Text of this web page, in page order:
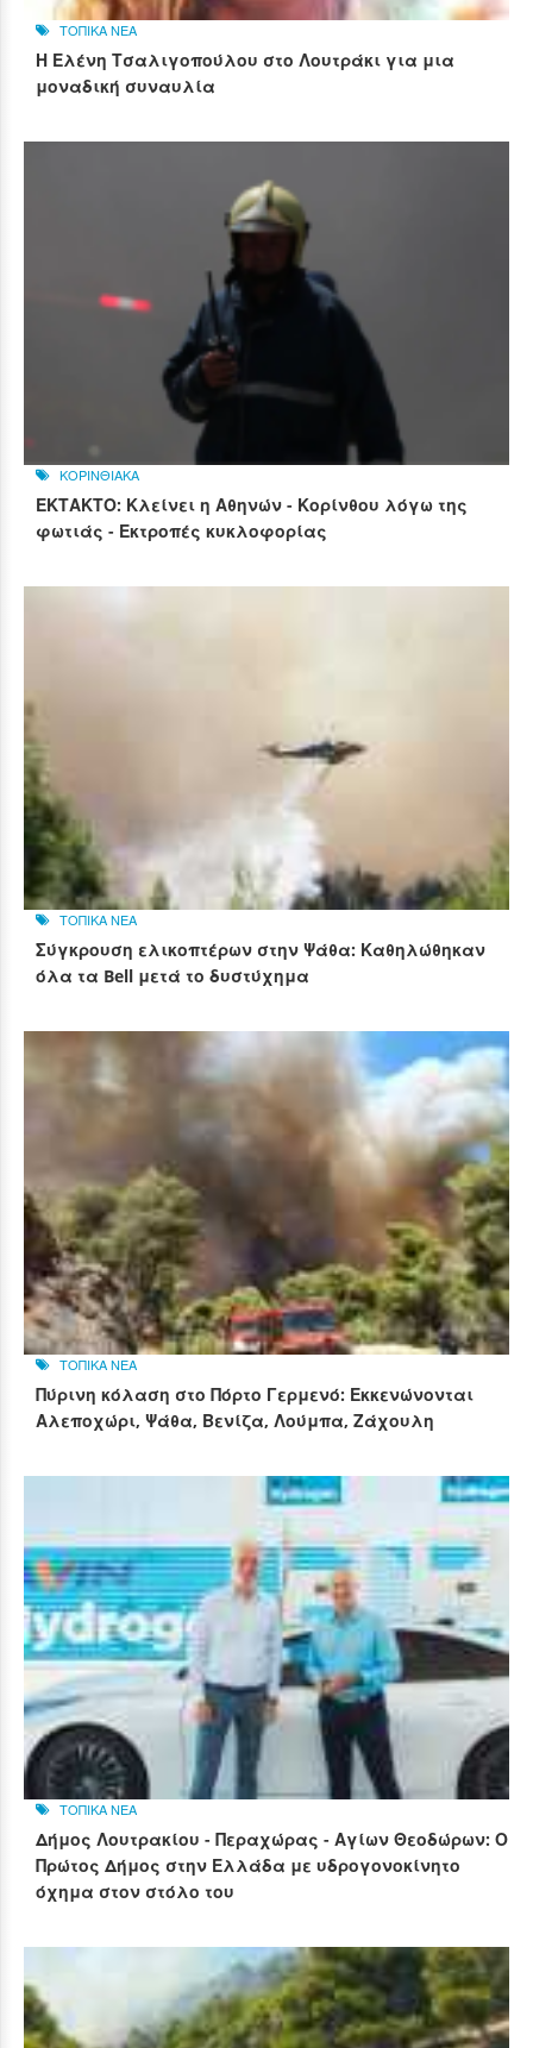
ΤΟΠΙΚΑ ΝΕΑ
Η Ελένη Τσαλιγοπούλου στο Λουτράκι για μια
μοναδική συναυλία
ΚΟΡΙΝΘΙΑΚΑ
ΕΚΤΑΚΤΟ: Κλείνει η Αθηνών - Κορίνθου λόγω της
φωτιάς - Εκτροπές κυκλοφορίας
ΤΟΠΙΚΑ ΝΕΑ
Σύγκρουση ελικοπτέρων στην Ψάθα: Καθηλώθηκαν
όλα τα Bell μετά το δυστύχημα
ΤΟΠΙΚΑ ΝΕΑ
Πύρινη κόλαση στο Πόρτο Γερμενό: Εκκενώνονται
Αλεποχώρι, Ψάθα, Βενίζα, Λούμπα, Ζάχουλη
ΤΟΠΙΚΑ ΝΕΑ
Δήμος Λουτρακίου - Περαχώρας - Αγίων Θεοδώρων: Ο
Πρώτος Δήμος στην Ελλάδα με υδρογονοκίνητο
όχημα στον στόλο του